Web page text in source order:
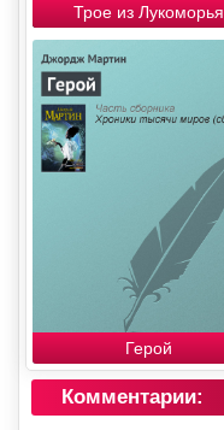
Трое из Лукоморья
Герой
Комментарии: